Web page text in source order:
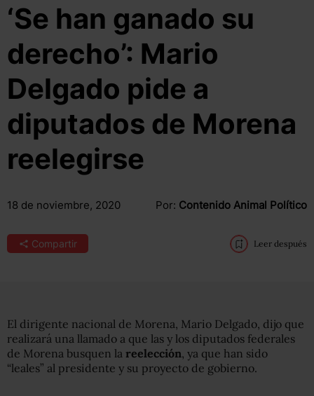
‘Se han ganado su
derecho’: Mario
Delgado pide a
diputados de Morena
reelegirse
18 de noviembre, 2020 Por: Contenido Animal Político
Compartir Leer después
El dirigente nacional de Morena, Mario Delgado, dijo que
realizará una llamado a que las y los diputados federales
de Morena busquen la reelección, ya que han sido
“leales” al presidente y su proyecto de gobierno.